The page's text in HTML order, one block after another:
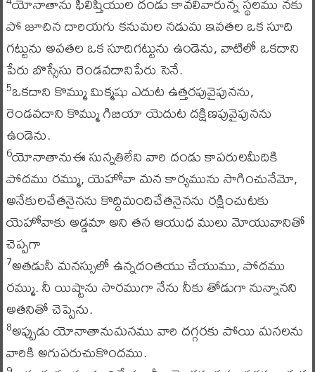
పో జూచిన దారియగు కనుమల నడుమ ఇవతల ఒక సూది
గట్టును అవతల ఒక సూదిగట్టును ఉండెను, వాటిలో ఒకదాని
పేరు బొస్సేసు రెండవదానిపేరు సెనే.
5ఒకదాని కొమ్ము మిక్మషు ఎదుట ఉత్తరపువైపునను,
రెండవదాని కొమ్ము గిబియా యెదుట దక్షిణపువైపునను
ఉండెను.
6యోనాతానుఈ సున్నతిలేని వారి దండు కాపరులమీదికి
పోదము రమ్ము, యెహోవా మన కార్యమును సాగించునేమో,
అనేకులచేతనైనను కొద్దిమందిచేతనైనను రక్షించుటకు
యెహోవాకు అడ్డమా అని తన ఆయుధ ములు మోయువానితో
చెప్పగా
7అతడునీ మనస్సులో ఉన్నదంతయు చేయుము, పోదము
రమ్ము. నీ యిష్టాను సారముగా నేను నీకు తోడుగా నున్నానని
అతనితో చెప్పెను.
8అప్పుడు యోనాతానుమనము వారి దగ్గరకు పోయి మనలను
వారికి అగుపరుచుకొందము.